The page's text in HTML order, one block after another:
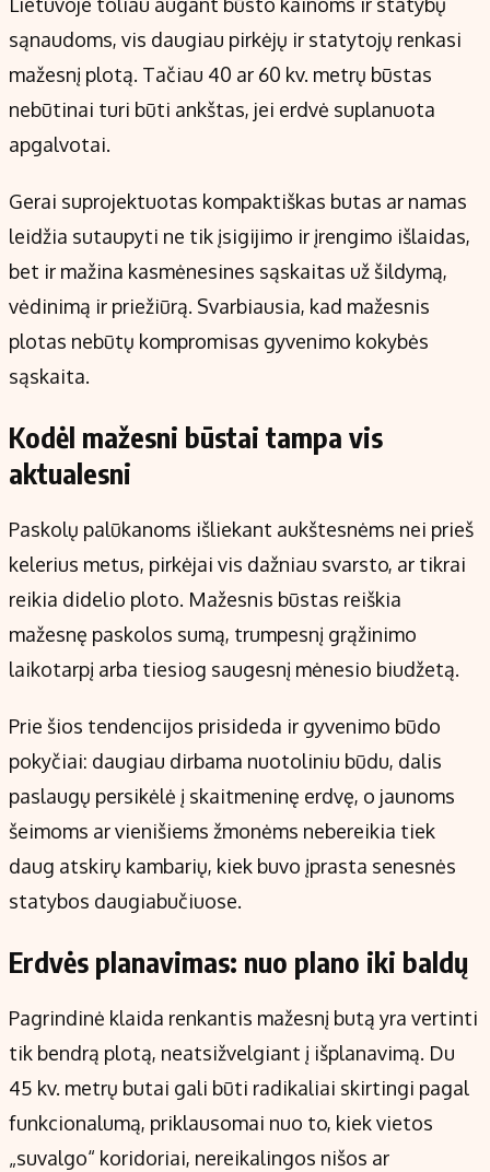
Kontaktai
Regionų naujienos
Indėlių palūkanos
sąnaudoms, vis daugiau pirkėjų ir statytojų renkasi
mažesnį plotą. Tačiau 40 ar 60 kv. metrų būstas
nebūtinai turi būti ankštas, jei erdvė suplanuota
apgalvotai.
Gerai suprojektuotas kompaktiškas butas ar namas
leidžia sutaupyti ne tik įsigijimo ir įrengimo išlaidas,
bet ir mažina kasmėnesines sąskaitas už šildymą,
vėdinimą ir priežiūrą. Svarbiausia, kad mažesnis
plotas nebūtų kompromisas gyvenimo kokybės
sąskaita.
Kodėl mažesni būstai tampa vis
aktualesni
Paskolų palūkanoms išliekant aukštesnėms nei prieš
kelerius metus, pirkėjai vis dažniau svarsto, ar tikrai
reikia didelio ploto. Mažesnis būstas reiškia
mažesnę paskolos sumą, trumpesnį grąžinimo
laikotarpį arba tiesiog saugesnį mėnesio biudžetą.
Prie šios tendencijos prisideda ir gyvenimo būdo
pokyčiai: daugiau dirbama nuotoliniu būdu, dalis
paslaugų persikėlė į skaitmeninę erdvę, o jaunoms
šeimoms ar vienišiems žmonėms nebereikia tiek
daug atskirų kambarių, kiek buvo įprasta senesnės
statybos daugiabučiuose.
Erdvės planavimas: nuo plano iki baldų
Pagrindinė klaida renkantis mažesnį butą yra vertinti
tik bendrą plotą, neatsižvelgiant į išplanavimą. Du
45 kv. metrų butai gali būti radikaliai skirtingi pagal
funkcionalumą, priklausomai nuo to, kiek vietos
„suvalgo“ koridoriai, nereikalingos nišos ar